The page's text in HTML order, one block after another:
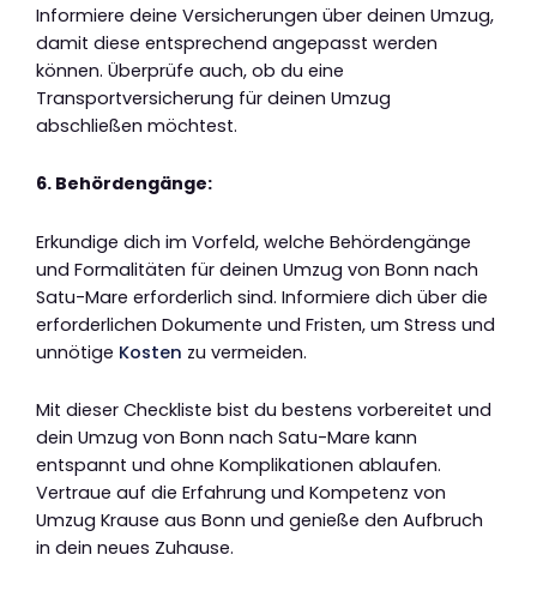
Informiere deine Versicherungen über deinen Umzug,
damit diese entsprechend angepasst werden
können. Überprüfe auch, ob du eine
Transportversicherung für deinen Umzug
abschließen möchtest.
6. Behördengänge:
Erkundige dich im Vorfeld, welche Behördengänge
und Formalitäten für deinen Umzug von Bonn nach
Satu-Mare erforderlich sind. Informiere dich über die
erforderlichen Dokumente und Fristen, um Stress und
unnötige Kosten zu vermeiden.
Mit dieser Checkliste bist du bestens vorbereitet und
dein Umzug von Bonn nach Satu-Mare kann
entspannt und ohne Komplikationen ablaufen.
Vertraue auf die Erfahrung und Kompetenz von
Umzug Krause aus Bonn und genieße den Aufbruch
in dein neues Zuhause.